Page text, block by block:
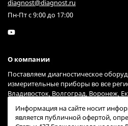
diagnost@diagnost.ru
Пн-Пт с 9:00 до 17:00
О компании
Поставляем диагностическое
измерительные приборы во все
Владивосток, Волгоград, Воронеж,
Новгород, Новосибирск, Омск,
Санкт-Петербург, Саратов,
Информация на сайте носит
является публичной офертой,